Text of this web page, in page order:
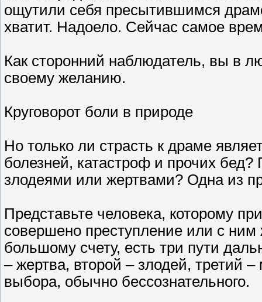
ощутили себя пресытившимся
хватит. Надоело. Сейчас самое
Как сторонний наблюдатель, вы в
своему желанию.
Круговорот боли в природе
Но только ли страсть к драме
болезней, катастроф и прочих
злодеями или жертвами? Одна из
Представьте человека, которому
совершено преступление или с ним
большому счету, есть три пути
– жертва, второй – злодей, третий
выбора, обычно бессознательного.